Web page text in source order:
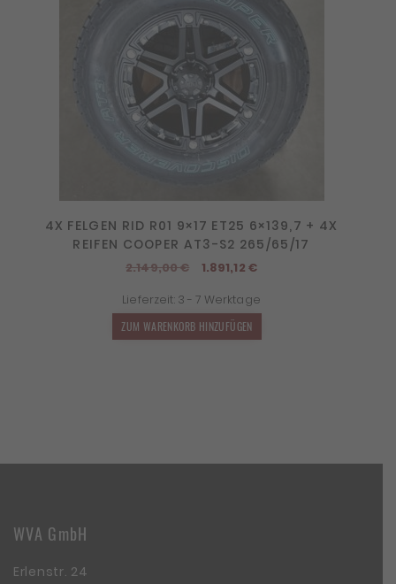
4X FELGEN RID R01 9×17 ET25 6×139,7 + 4X
REIFEN COOPER AT3-S2 265/65/17
2.149,00€
Ursprünglicher
war:
2.149,00 €
1.891,12 €Aktueller
ist:
Lieferzeit: 3 - 7 Werktage
ZUM WARENKORB HINZUFÜGEN
WVA GmbH
Erlenstr. 24